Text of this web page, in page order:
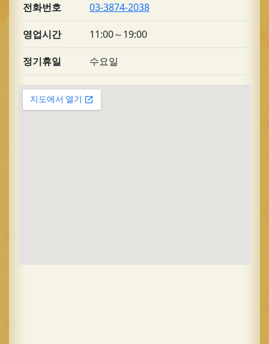
전화번호 03-3874-2038
영업시간 11:00～19:00
정기휴일 수요일